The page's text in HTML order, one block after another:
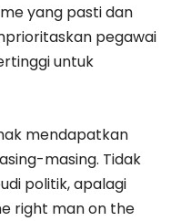
yang pasti dan
pegawai
untuk
mendapatkan
masing. Tidak
politik, apalagi
right man on the